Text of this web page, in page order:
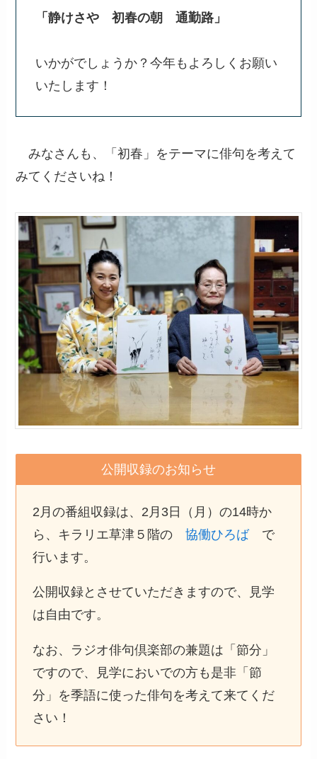
「静けさや 初春の朝 通勤路」
いかがでしょうか？今年もよろしくお願い
いたします！
みなさんも、「初春」をテーマに俳句を考えて
みてくださいね！
公開収録のお知らせ
2月の番組収録は、2月3日（月）の14時か
ら、キラリエ草津５階の 協働ひろばで
行います。
公開収録とさせていただきますので、見学
は自由です。
なお、ラジオ俳句倶楽部の兼題は「節分」
ですので、見学においでの方も是非「節
分」を季語に使った俳句を考えて来てくだ
さい！